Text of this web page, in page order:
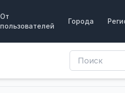
От
пользователей
Города